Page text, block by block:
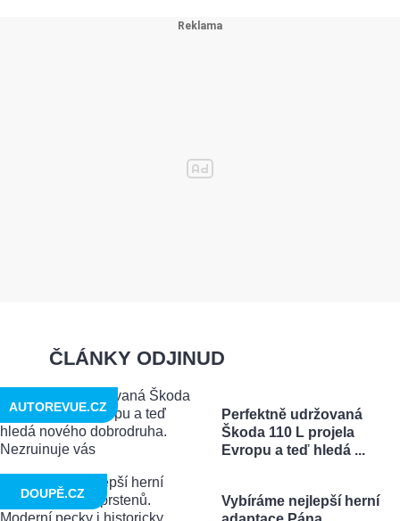
ČLÁNKY ODJINUD
Perfektně udržovaná
Škoda 110 L projela
Evropu a teď hledá ...
AUTOREVUE.CZ
Vybíráme nejlepší herní
DOUPĚ.CZ